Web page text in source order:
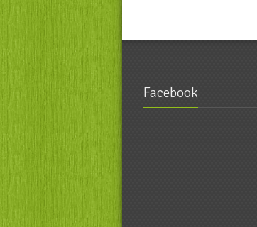
Facebook